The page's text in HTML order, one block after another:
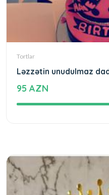
Tortlar
Ləzzətin unudulmaz
95 AZN